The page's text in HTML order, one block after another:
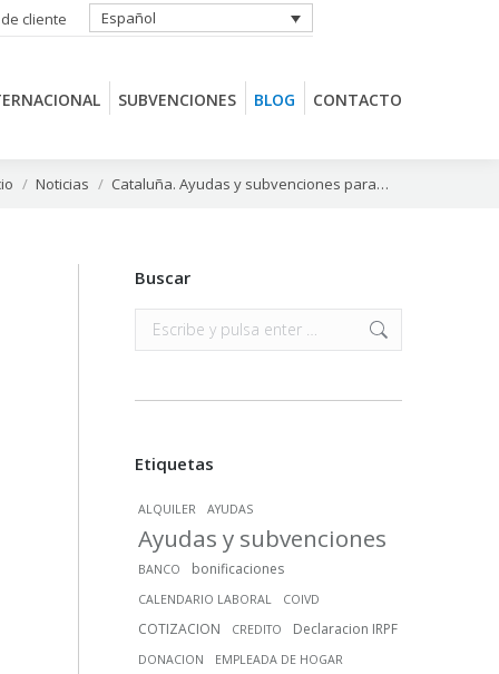
cliente Español
SUBVENCIONES BLOG CONTACTO
aquí:Noticias Cataluña. Ayudas y subvenciones para…
Buscar
Buscar:
Etiquetas
ALQUILER AYUDAS
Ayudas y subvenciones
BANCO bonificaciones
CALENDARIO LABORAL COIVD
COTIZACION CREDITO Declaracion IRPF
DONACION EMPLEADA DE HOGAR